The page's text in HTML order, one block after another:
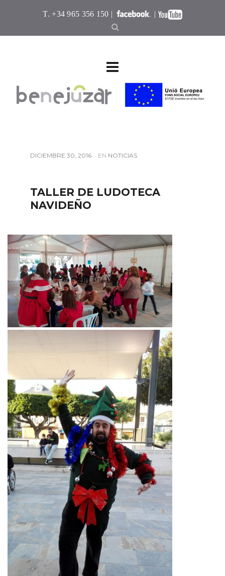
T. +34 965 356 150 | |
DICIEMBRE 30, 2016 EN NOTICIAS
TALLER DE LUDOTECA
NAVIDEÑO